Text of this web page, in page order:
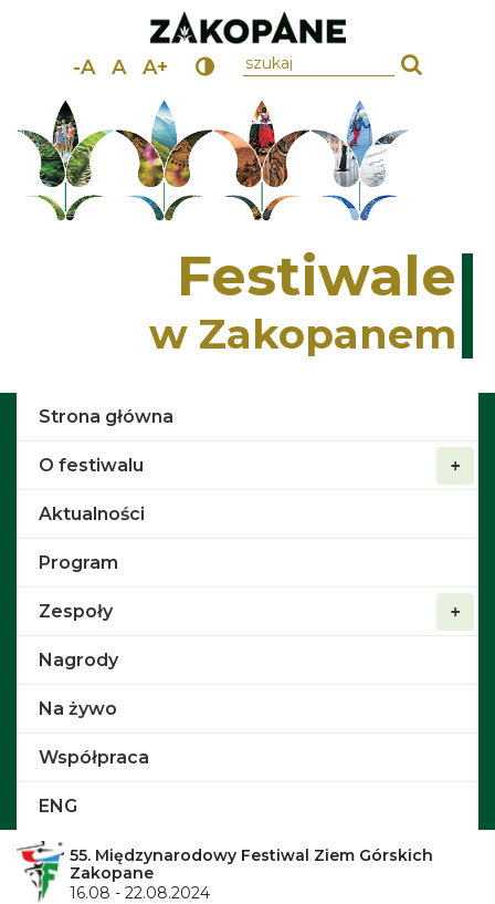
-A A A+ wpisz szukany tekst
Festiwale
w Zakopanem
Strona główna
O festiwalu
Aktualności
Program
Zespoły
Nagrody
Na żywo
Współpraca
ENG
55. Międzynarodowy Festiwal Ziem Górskich
Zakopane
16.08 - 22.08.2024